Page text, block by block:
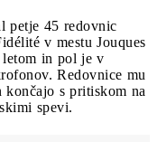
petje 45 redovnic
v mestu Jouques
in pol je v
Redovnice mu
končajo s pritiskom na
spevi.